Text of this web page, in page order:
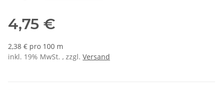
4,75 €
2,38 € pro 100 m
inkl. 19% MwSt. , zzgl. Versand